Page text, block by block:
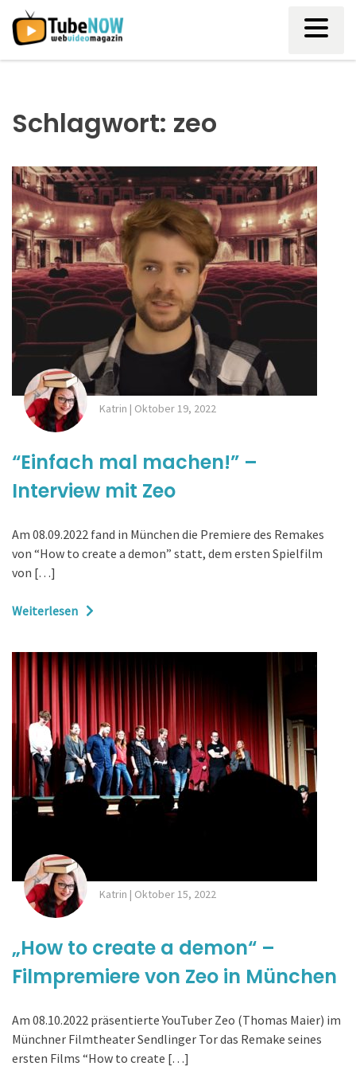
content
Schlagwort: zeo
Katrin | Oktober 19, 2022
“Einfach mal machen!” –
Interview mit Zeo
Am 08.09.2022 fand in München die Premiere des Remakes
von “How to create a demon” statt, dem ersten Spielfilm
von […]
Weiterlesen
Katrin | Oktober 15, 2022
„How to create a demon“ –
Filmpremiere von Zeo in München
Am 08.10.2022 präsentierte YouTuber Zeo (Thomas Maier) im
Münchner Filmtheater Sendlinger Tor das Remake seines
ersten Films “How to create […]